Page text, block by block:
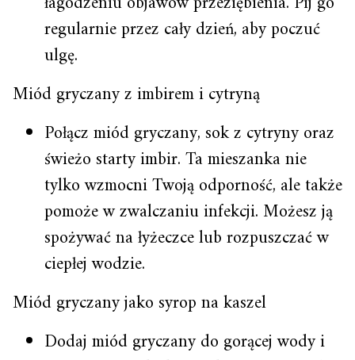
regularnie przez cały dzień, aby poczuć
ulgę.
Miód gryczany z imbirem i cytryną
Połącz miód gryczany, sok z cytryny oraz
świeżo starty imbir. Ta mieszanka nie
tylko wzmocni Twoją odporność, ale także
pomoże w zwalczaniu infekcji. Możesz ją
spożywać na łyżeczce lub rozpuszczać w
ciepłej wodzie.
Miód gryczany jako syrop na kaszel
Dodaj miód gryczany do gorącej wody i